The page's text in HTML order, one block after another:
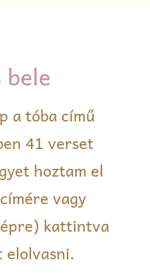
bele
a tóba című
41 verset
hoztam el
vagy
kattintva
elolvasni.